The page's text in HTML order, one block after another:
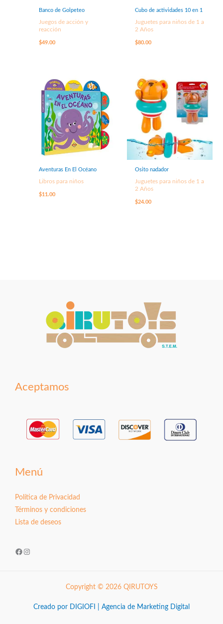
Banco de Golpeteo
Juegos de acción y
reacción
$49.00
Cubo de actividades 10 en 1
Juguetes para niños de 1 a
2 Años
$80.00
Aventuras En El Océano
Libros para niños
$11.00
Osito nadador
Juguetes para niños de 1 a
2 Años
$24.00
Aceptamos
Menú
Política de Privacidad
Términos y condiciones
Lista de deseos
Facebook
Instagram
Copyright © 2026 QIRUTOYS
Creado por DIGIOFI | Agencia de Marketing Digital